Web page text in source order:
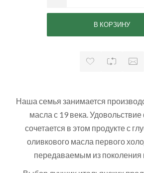
Наша семья занимается
масла с 19 века. Удовольствие
сочетается в этом продукте с
оливкового масла первого
передаваемым из поколения